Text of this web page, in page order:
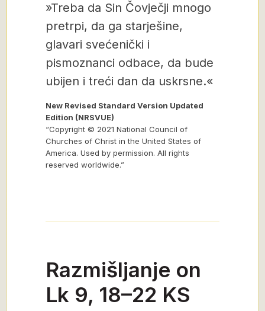
»Treba da Sin Čovječji mnogo
pretrpi, da ga starješine,
glavari svećenički i
pismoznanci odbace, da bude
ubijen i treći dan da uskrsne.«
New Revised Standard Version Updated
Edition (NRSVUE)
“Copyright © 2021 National Council of
Churches of Christ in the United States of
America. Used by permission. All rights
reserved worldwide.”
Razmišljanje on
Lk 9, 18–22 KS